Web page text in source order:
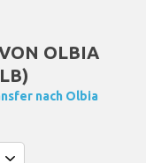
OLBIA
nach Olbia